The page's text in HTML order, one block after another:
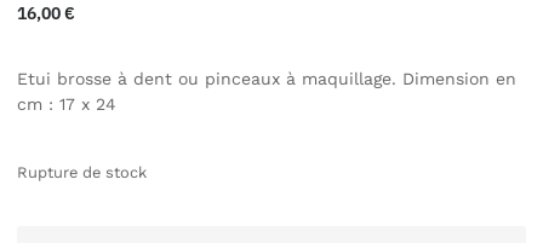
16,00€
Etui brosse à dent ou pinceaux à maquillage. Dimension en
cm : 17 x 24
Rupture de stock